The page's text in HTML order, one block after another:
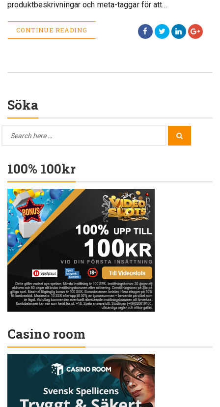
produktbeskrivningar och meta-taggar för att…
CONTINUE READING
Söka
Search
100% 100kr
Casino room